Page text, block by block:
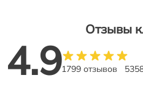
Отзывы
4.91799 отзывов